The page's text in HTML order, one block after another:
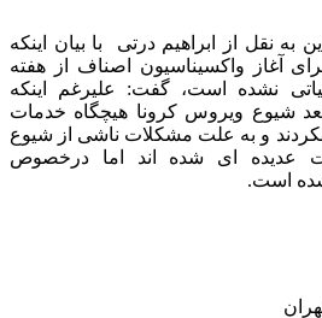
نقل از ابراهیم درتی با بیان اینکه
آغاز واکسیناسیون اصناف از هفته
نشده است، گفت: علیرغم اینکه
اخیر بعد شیوع ویروس کرونا هیچگاه خدمات
و به علت مشکلات ناشی از شیوع
عدیده ای شده اند اما درخصوص
شده است.